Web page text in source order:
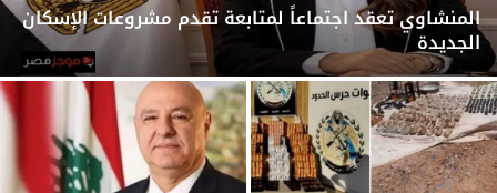
المنشاوي تعقد اجتماعاً لمتابعة تقدم مشروعات الإسكان
الجديدة